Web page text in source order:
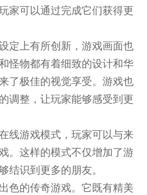
家可以通过完成它们获得更
定上有所创新，游戏画面也
怪物都有着细致的设计和华
了极佳的视觉享受。游戏也
调整，让玩家能够感受到更
线游戏模式，玩家可以与来
。这样的模式不仅增加了游
结识到更多的朋友。
色的传奇游戏。它既有精美